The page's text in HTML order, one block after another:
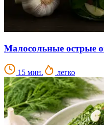
Малосольные острые
15 мин. легко